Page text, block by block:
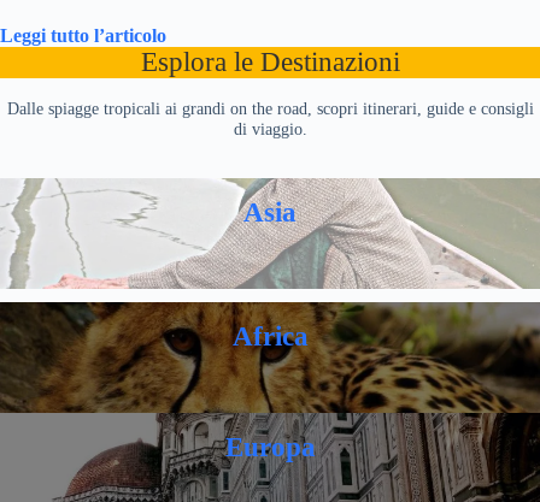
Leggi tutto l’articolo
Esplora le Destinazioni
Dalle spiagge tropicali ai grandi on the road, scopri itinerari, guide e consigli
di viaggio.
Asia
Africa
Europa